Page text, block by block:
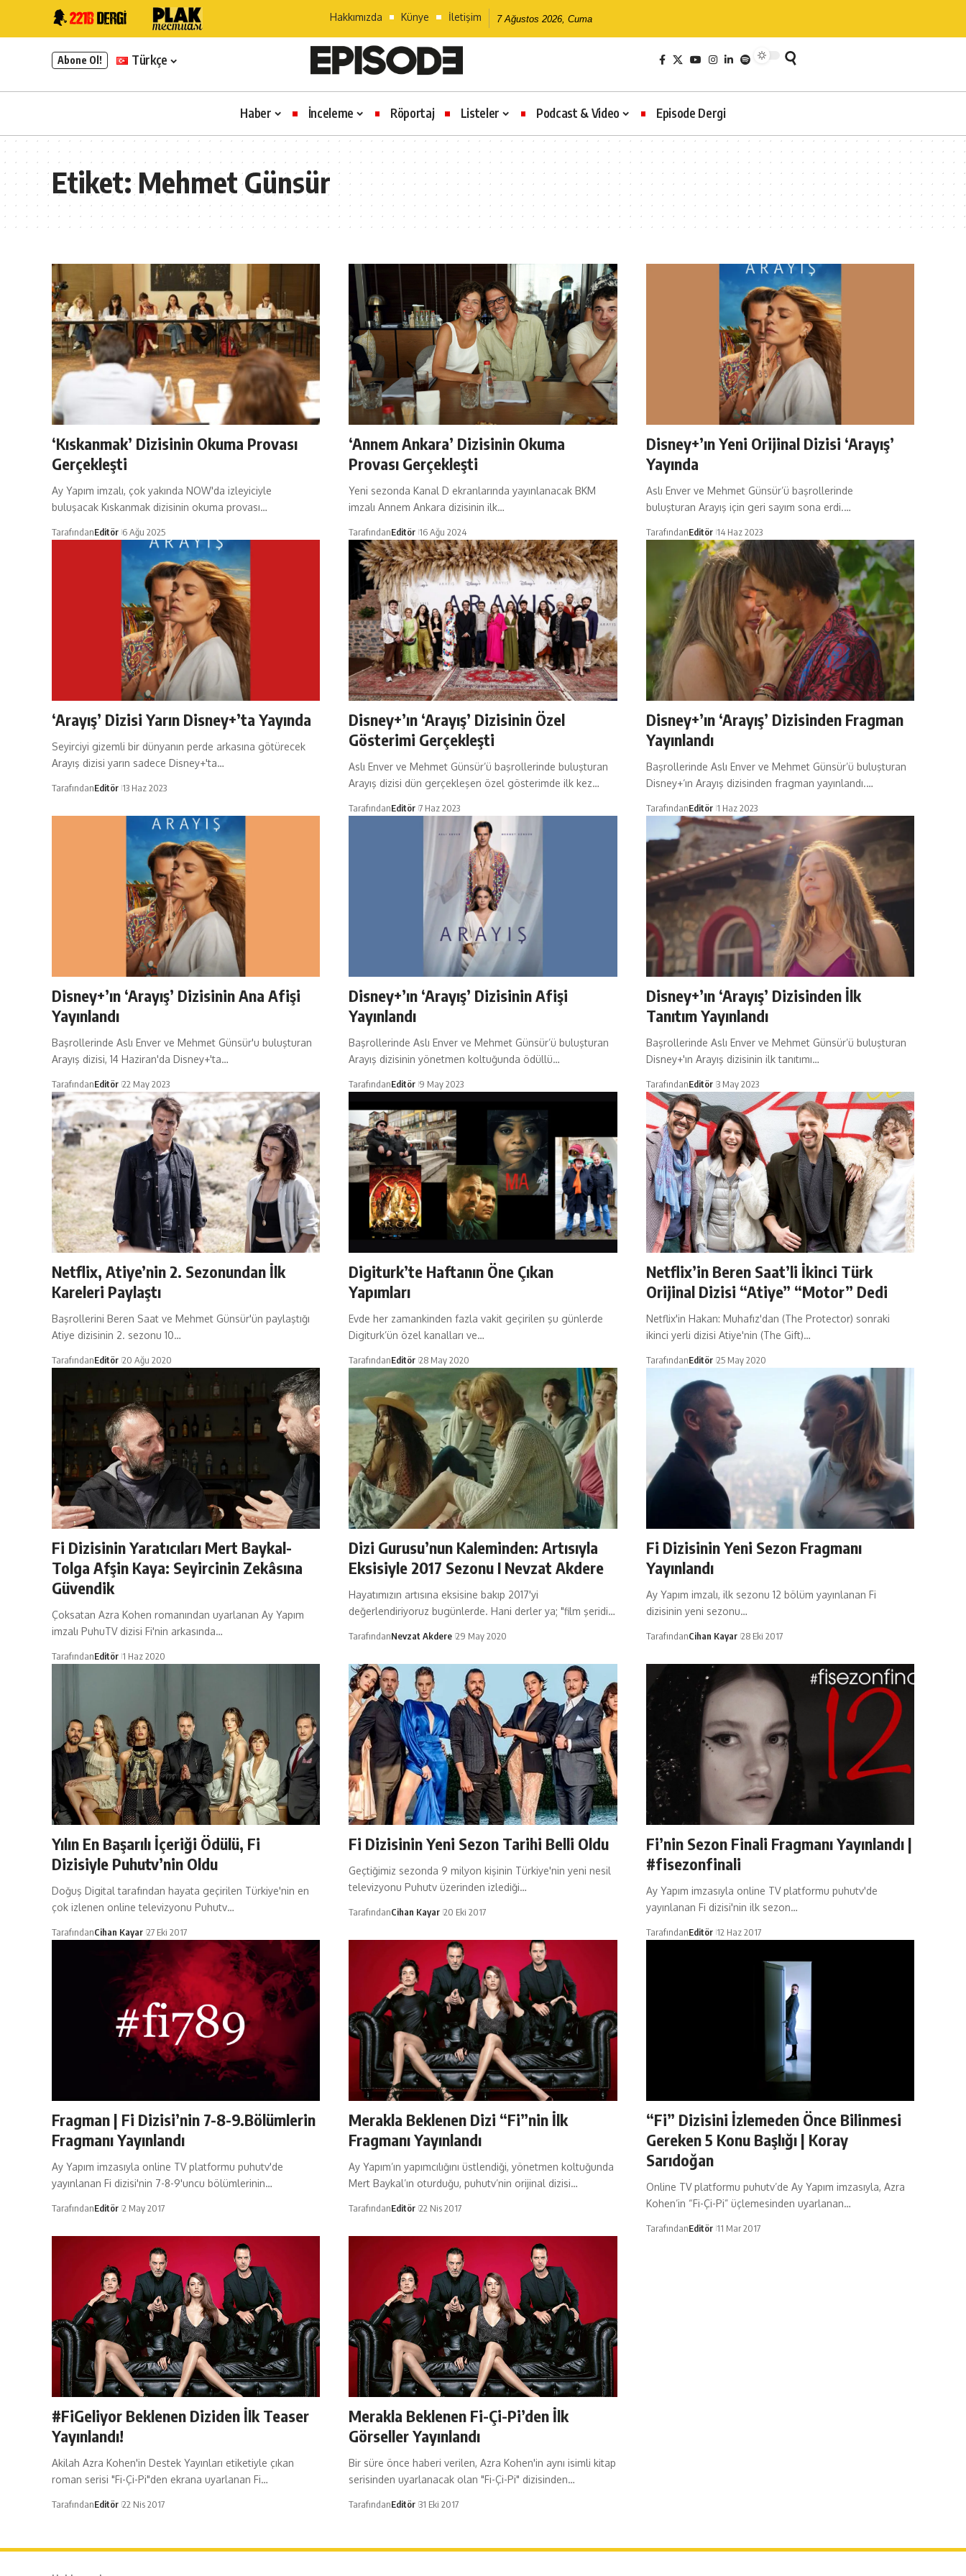
Hakkımızda Künye İletişim 7 Ağustos 2026, Cuma
Abone Ol! Türkçe
Haber İnceleme Röportaj Listeler Podcast & Video Episode Dergi
Etiket:Mehmet Günsür
‘Kıskanmak’ Dizisinin Okuma Provası
Gerçekleşti
Ay Yapım imzalı, çok yakında NOW'da izleyiciyle
buluşacak Kıskanmak dizisinin okuma provası…
TarafındanEditör 6 Ağu 2025
‘Annem Ankara’ Dizisinin Okuma
Provası Gerçekleşti
Yeni sezonda Kanal D ekranlarında yayınlanacak BKM
imzalı Annem Ankara dizisinin ilk…
TarafındanEditör 16 Ağu 2024
Disney+’ın Yeni Orijinal Dizisi ‘Arayış’
Yayında
Aslı Enver ve Mehmet Günsür’ü başrollerinde
buluşturan Arayış için geri sayım sona erdi.…
TarafındanEditör 14 Haz 2023
‘Arayış’ Dizisi Yarın Disney+’ta Yayında
Seyirciyi gizemli bir dünyanın perde arkasına götürecek
Arayış dizisi yarın sadece Disney+'ta…
TarafındanEditör 13 Haz 2023
Disney+’ın ‘Arayış’ Dizisinin Özel
Gösterimi Gerçekleşti
Aslı Enver ve Mehmet Günsür’ü başrollerinde buluşturan
Arayış dizisi dün gerçekleşen özel gösterimde ilk kez…
TarafındanEditör 7 Haz 2023
Disney+’ın ‘Arayış’ Dizisinden Fragman
Yayınlandı
Başrollerinde Aslı Enver ve Mehmet Günsür’ü buluşturan
Disney+‘ın Arayış dizisinden fragman yayınlandı.…
TarafındanEditör 1 Haz 2023
Disney+’ın ‘Arayış’ Dizisinin Ana Afişi
Yayınlandı
Başrollerinde Aslı Enver ve Mehmet Günsür'u buluşturan
Arayış dizisi, 14 Haziran'da Disney+'ta…
TarafındanEditör 22 May 2023
Disney+’ın ‘Arayış’ Dizisinin Afişi
Yayınlandı
Başrollerinde Aslı Enver ve Mehmet Günsür’ü buluşturan
Arayış dizisinin yönetmen koltuğunda ödüllü…
TarafındanEditör 9 May 2023
Disney+’ın ‘Arayış’ Dizisinden İlk
Tanıtım Yayınlandı
Başrollerinde Aslı Enver ve Mehmet Günsür’ü buluşturan
Disney+'ın Arayış dizisinin ilk tanıtımı…
TarafındanEditör 3 May 2023
Netflix, Atiye’nin 2. Sezonundan İlk
Kareleri Paylaştı
Başrollerini Beren Saat ve Mehmet Günsür'ün paylaştığı
Atiye dizisinin 2. sezonu 10…
TarafındanEditör 20 Ağu 2020
Digiturk’te Haftanın Öne Çıkan
Yapımları
Evde her zamankinden fazla vakit geçirilen şu günlerde
Digiturk’ün özel kanalları ve…
TarafındanEditör 28 May 2020
Netflix’in Beren Saat’li İkinci Türk
Orijinal Dizisi “Atiye” “Motor” Dedi
Netflix'in Hakan: Muhafız'dan (The Protector) sonraki
ikinci yerli dizisi Atiye'nin (The Gift)…
TarafındanEditör 25 May 2020
Fi Dizisinin Yaratıcıları Mert Baykal-
Tolga Afşin Kaya: Seyircinin Zekâsına
Güvendik
Çoksatan Azra Kohen romanından uyarlanan Ay Yapım
imzalı PuhuTV dizisi Fi'nin arkasında…
TarafındanEditör 1 Haz 2020
Dizi Gurusu’nun Kaleminden: Artısıyla
Eksisiyle 2017 Sezonu I Nevzat Akdere
Hayatımızın artısına eksisine bakıp 2017'yi
değerlendiriyoruz bugünlerde. Hani derler ya; "film şeridi…
TarafındanNevzat Akdere 29 May 2020
Fi Dizisinin Yeni Sezon Fragmanı
Yayınlandı
Ay Yapım imzalı, ilk sezonu 12 bölüm yayınlanan Fi
dizisinin yeni sezonu…
TarafındanCihan Kayar 28 Eki 2017
Yılın En Başarılı İçeriği Ödülü, Fi
Dizisiyle Puhutv’nin Oldu
Doğuş Digital tarafından hayata geçirilen Türkiye'nin en
çok izlenen online televizyonu Puhutv…
TarafındanCihan Kayar 27 Eki 2017
Fi Dizisinin Yeni Sezon Tarihi Belli Oldu
Geçtiğimiz sezonda 9 milyon kişinin Türkiye'nin yeni nesil
televizyonu Puhutv üzerinden izlediği…
TarafındanCihan Kayar 20 Eki 2017
Fi’nin Sezon Finali Fragmanı Yayınlandı |
#fisezonfinali
Ay Yapım imzasıyla online TV platformu puhutv'de
yayınlanan Fi dizisi'nin ilk sezon…
TarafındanEditör 12 Haz 2017
Fragman | Fi Dizisi’nin 7-8-9.Bölümlerin
Fragmanı Yayınlandı
Ay Yapım imzasıyla online TV platformu puhutv'de
yayınlanan Fi dizisi'nin 7-8-9'uncu bölümlerinin…
TarafındanEditör 2 May 2017
Merakla Beklenen Dizi “Fi”nin İlk
Fragmanı Yayınlandı
Ay Yapım’ın yapımcılığını üstlendiği, yönetmen koltuğunda
Mert Baykal’ın oturduğu, puhutv’nin orijinal dizisi…
TarafındanEditör 22 Nis 2017
“Fi” Dizisini İzlemeden Önce Bilinmesi
Gereken 5 Konu Başlığı | Koray
Sarıdoğan
Online TV platformu puhutv’de Ay Yapım imzasıyla, Azra
Kohen’in “Fi-Çi-Pi” üçlemesinden uyarlanan…
TarafındanEditör 11 Mar 2017
#FiGeliyor Beklenen Diziden İlk Teaser
Yayınlandı!
Akilah Azra Kohen'in Destek Yayınları etiketiyle çıkan
roman serisi "Fi-Çi-Pi"den ekrana uyarlanan Fi…
TarafındanEditör 22 Nis 2017
Merakla Beklenen Fi-Çi-Pi’den İlk
Görseller Yayınlandı
Bir süre önce haberi verilen, Azra Kohen'in aynı isimli kitap
serisinden uyarlanacak olan "Fi-Çi-Pi" dizisinden…
TarafındanEditör 31 Eki 2017